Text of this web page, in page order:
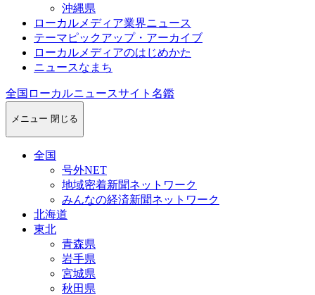
沖縄県
ローカルメディア業界ニュース
テーマピックアップ・アーカイブ
ローカルメディアのはじめかた
ニュースなまち
全国ローカルニュースサイト名鑑
メニュー 閉じる
全国
号外NET
地域密着新聞ネットワーク
みんなの経済新聞ネットワーク
北海道
東北
青森県
岩手県
宮城県
秋田県